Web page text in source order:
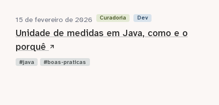
15 de fevereiro de 2026 Curadoria Dev
Unidade de medidas em Java, como e o
porquê
java boas-praticas